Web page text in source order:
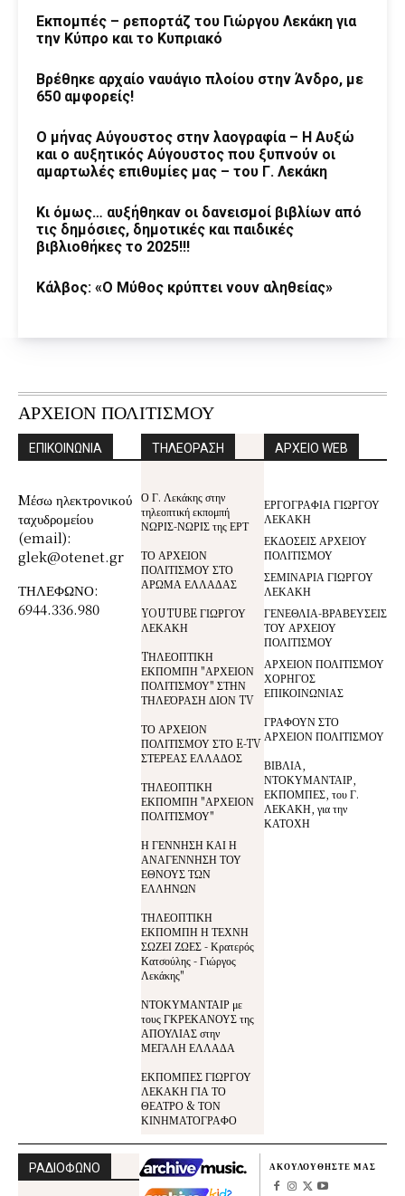
Εκπομπές – ρεπορτάζ του Γιώργου Λεκάκη για
την Κύπρο και το Κυπριακό
Βρέθηκε αρχαίο ναυάγιο πλοίου στην Άνδρο, με
650 αμφορείς!
Ο μήνας Αύγουστος στην λαογραφία – Η Αυξώ
και ο αυξητικός Αύγουστος που ξυπνούν οι
αμαρτωλές επιθυμίες μας – του Γ. Λεκάκη
Κι όμως… αυξήθηκαν οι δανεισμοί βιβλίων από
τις δημόσιες, δημοτικές και παιδικές
βιβλιοθήκες το 2025!!!
Κάλβος: «Ο Μύθος κρύπτει νουν αληθείας»
ΑΡΧΕΙΟΝ ΠΟΛΙΤΙΣΜΟΥ
ΕΠΙΚΟΙΝΩΝΙΑ
Mέσω ηλεκτρονικού
ταχυδρομείου
(email):
glek@otenet.gr
ΤΗΛΕΦΩΝΟ:
6944.336.980
ΤΗΛΕΟΡΑΣΗ
Ο Γ. Λεκάκης στην
τηλεοπτική εκπομπή
ΝΩΡΙΣ-ΝΩΡΙΣ της ΕΡΤ
ΤΟ ΑΡΧΕΙΟΝ
ΠΟΛΙΤΙΣΜΟΥ ΣΤΟ
ΑΡΩΜΑ ΕΛΛΑΔΑΣ
YOUTUBE ΓΙΩΡΓΟΥ
ΛΕΚΑΚΗ
TΗΛΕΟΠΤΙΚΗ
ΕΚΠΟΜΠΗ "ΑΡΧΕΙΟΝ
ΠΟΛΙΤΙΣΜΟΥ" ΣΤΗΝ
ΤΗΛΕΌΡΑΣΗ ΔΙΟΝ TV
ΤΟ ΑΡΧΕΙΟΝ
ΠΟΛΙΤΙΣΜΟΥ ΣΤΟ E-TV
ΣΤΕΡΕΑΣ ΕΛΛΑΔΟΣ
ΤΗΛΕΟΠΤΙΚΗ
ΕΚΠΟΜΠΗ "ΑΡΧΕΙΟΝ
ΠΟΛΙΤΙΣΜΟΥ"
Η ΓΕΝΝΗΣΗ ΚΑΙ Η
ΑΝΑΓΕΝΝΗΣΗ ΤΟΥ
ΕΘΝΟΥΣ ΤΩΝ
ΕΛΛΗΝΩΝ
ΤΗΛΕΟΠΤΙΚΗ
ΕΚΠΟΜΠΗ Η ΤΕΧΝΗ
ΣΩΖΕΙ ΖΩΕΣ - Κρατερός
Κατσούλης - Γιώργος
Λεκάκης"
ΝΤΟΚΥΜΑΝΤΑΙΡ με
τους ΓΚΡΕΚΑΝΟΥΣ της
ΑΠΟΥΛΙΑΣ στην
ΜΕΓΑΛΗ ΕΛΛΑΔΑ
ΕΚΠΟΜΠΕΣ ΓΙΩΡΓΟΥ
ΛΕΚΑΚΗ ΓΙΑ ΤΟ
ΘΕΑΤΡΟ & ΤΟΝ
ΚΙΝΗΜΑΤΟΓΡΑΦΟ
ΑΡΧΕΙΟ WEB
ΕΡΓΟΓΡΑΦΙΑ ΓΙΩΡΓΟΥ
ΛΕΚΑΚΗ
ΕΚΔΟΣΕΙΣ ΑΡΧΕΙΟΥ
ΠΟΛΙΤΙΣΜΟΥ
ΣΕΜΙΝΑΡΙΑ ΓΙΩΡΓΟΥ
ΛΕΚΑΚΗ
ΓΕΝΕΘΛΙΑ-ΒΡΑΒΕΥΣΕΙΣ
ΤΟΥ ΑΡΧΕΙΟΥ
ΠΟΛΙΤΙΣΜΟΥ
ΑΡΧΕΙΟΝ ΠΟΛΙΤΙΣΜΟΥ
ΧΟΡΗΓΟΣ
ΕΠΙΚΟΙΝΩΝΙΑΣ
ΓΡΑΦΟΥΝ ΣΤΟ
ΑΡΧΕΙΟΝ ΠΟΛΙΤΙΣΜΟΥ
ΒΙΒΛΙΑ,
ΝΤΟΚΥΜΑΝΤΑΙΡ,
ΕΚΠΟΜΠΕΣ, του Γ.
ΛΕΚΑΚΗ, για την
ΚΑΤΟΧΗ
ΡΑΔΙΟΦΩΝΟ ΑΚΟΥΛΟΥΘΗΣΤΕ ΜΑΣ